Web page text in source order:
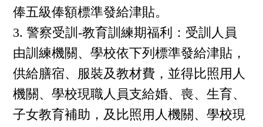
俸五級俸額標準發給津貼。
警察受訓-教育訓練期福利：受訓人員
由訓練機關、學校依下列標準發給津貼，
供給膳宿、服裝及教材費，並得比照用人
機關、學校現職人員支給婚、喪、生育、
子女教育補助，及比照用人機關、學校現